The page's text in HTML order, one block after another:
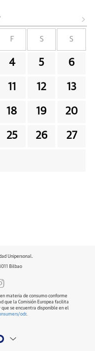
F S S
4 5 6
11 12 13
18 19 20
25 26 27
Unipersonal.
Bilbao
materia de consumo conforme
que la Comisión Europea facilita
se encuentra disponible en el
odr.